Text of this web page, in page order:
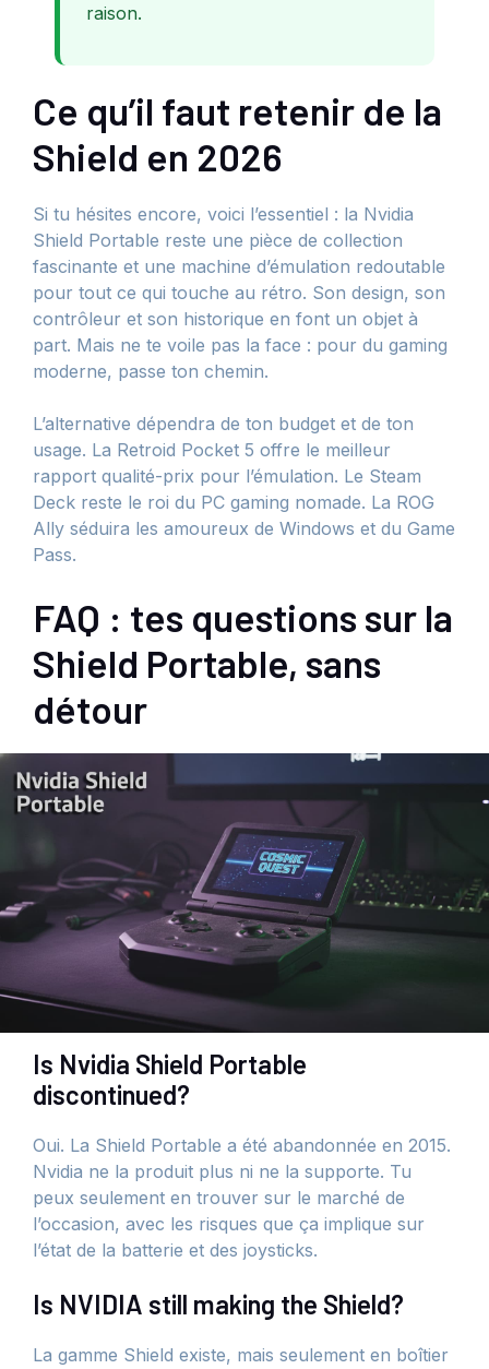
raison.
Ce qu’il faut retenir de la
Shield en 2026
Si tu hésites encore, voici l’essentiel : la Nvidia
Shield Portable reste une pièce de collection
fascinante et une machine d’émulation redoutable
pour tout ce qui touche au rétro. Son design, son
contrôleur et son historique en font un objet à
part. Mais ne te voile pas la face : pour du gaming
moderne, passe ton chemin.
L’alternative dépendra de ton budget et de ton
usage. La Retroid Pocket 5 offre le meilleur
rapport qualité-prix pour l’émulation. Le Steam
Deck reste le roi du PC gaming nomade. La ROG
Ally séduira les amoureux de Windows et du Game
Pass.
FAQ : tes questions sur la
Shield Portable, sans
détour
Is Nvidia Shield Portable
discontinued?
Oui. La Shield Portable a été abandonnée en 2015.
Nvidia ne la produit plus ni ne la supporte. Tu
peux seulement en trouver sur le marché de
l’occasion, avec les risques que ça implique sur
l’état de la batterie et des joysticks.
Is NVIDIA still making the Shield?
La gamme Shield existe, mais seulement en boîtier